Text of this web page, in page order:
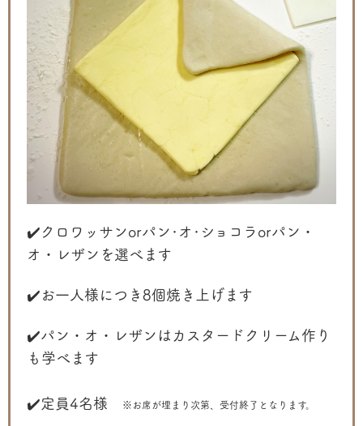
✔️クロワッサンorパン･オ･ショコラorパン・
オ・レザンを選べます
✔️お一人様につき8個焼き上げます
✔️パン・オ・レザンはカスタードクリーム作り
も学べます
✔️定員4名様 ※お席が埋まり次第、受付終了となります。